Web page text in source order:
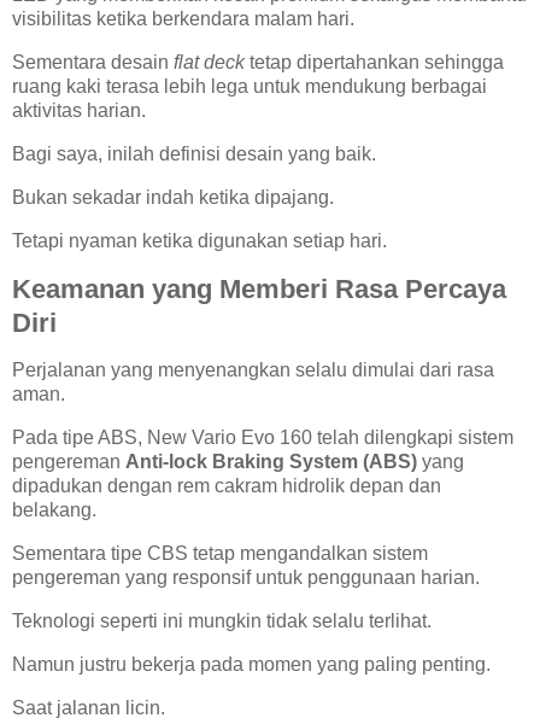
visibilitas ketika berkendara malam hari.
Sementara desain flat decktetap dipertahankan sehingga
ruang kaki terasa lebih lega untuk mendukung berbagai
aktivitas harian.
Bagi saya, inilah definisi desain yang baik.
Bukan sekadar indah ketika dipajang.
Tetapi nyaman ketika digunakan setiap hari.
Keamanan yang Memberi Rasa Percaya
Diri
Perjalanan yang menyenangkan selalu dimulai dari rasa
aman.
Pada tipe ABS, New Vario Evo 160 telah dilengkapi sistem
pengereman Anti-lock Braking System (ABS) yang
dipadukan dengan rem cakram hidrolik depan dan
belakang.
Sementara tipe CBS tetap mengandalkan sistem
pengereman yang responsif untuk penggunaan harian.
Teknologi seperti ini mungkin tidak selalu terlihat.
Namun justru bekerja pada momen yang paling penting.
Saat jalanan licin.